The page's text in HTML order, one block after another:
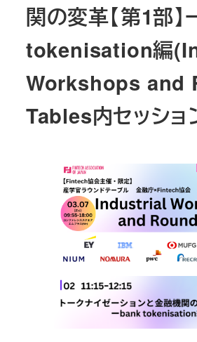
関の変革【第1部
tokenisation編
Workshops and
Tables内セッショ